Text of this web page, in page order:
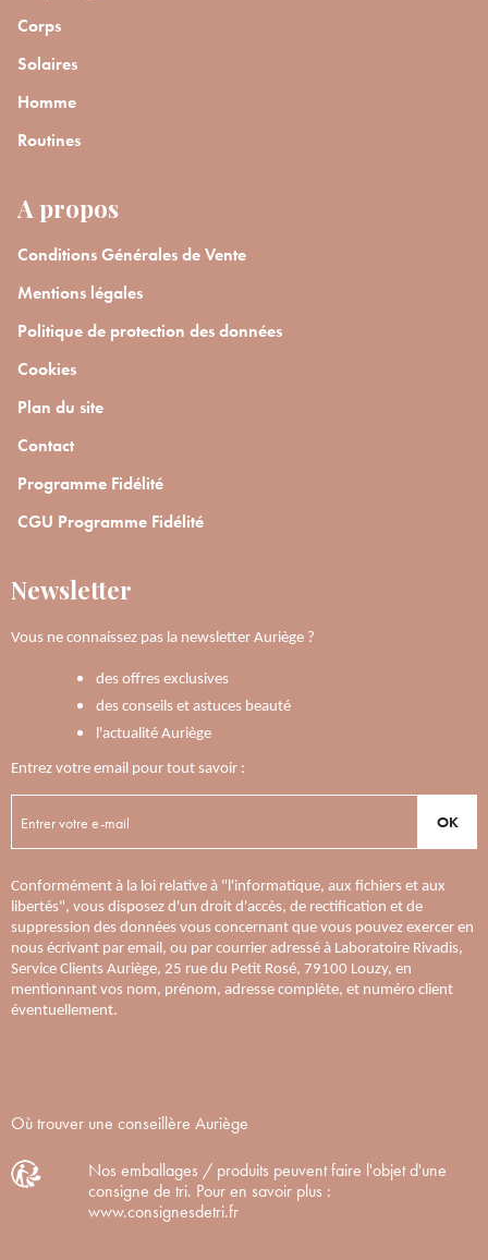
Corps
Solaires
Homme
Routines
A propos
Conditions Générales de Vente
Mentions légales
Politique de protection des données
Cookies
Plan du site
Contact
Programme Fidélité
CGU Programme Fidélité
Newsletter
Vous ne connaissez pas la newsletter Auriège ?
des offres exclusives
des conseils et astuces beauté
l'actualité Auriège
Entrez votre email pour tout savoir :
OK
Conformément à la loi relative à "l'informatique, aux fichiers et aux
libertés", vous disposez d'un droit d'accès, de rectification et de
suppression des données vous concernant que vous pouvez exercer en
nous écrivant par email, ou par courrier adressé à Laboratoire Rivadis,
Service Clients Auriège, 25 rue du Petit Rosé, 79100 Louzy, en
mentionnant vos nom, prénom, adresse complète, et numéro client
éventuellement.
Où trouver une conseillère Auriège
Nos emballages / produits peuvent faire l'objet d'une
consigne de tri. Pour en savoir plus :
www.consignesdetri.fr